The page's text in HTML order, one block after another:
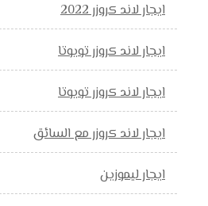
ايجار لاند كروزر 2022
ايجار لاند كروزر تويوتا
ايجار لاند كروزر تويوتا
ايجار لاند كروزر مع السائق
ايجار ليموزين